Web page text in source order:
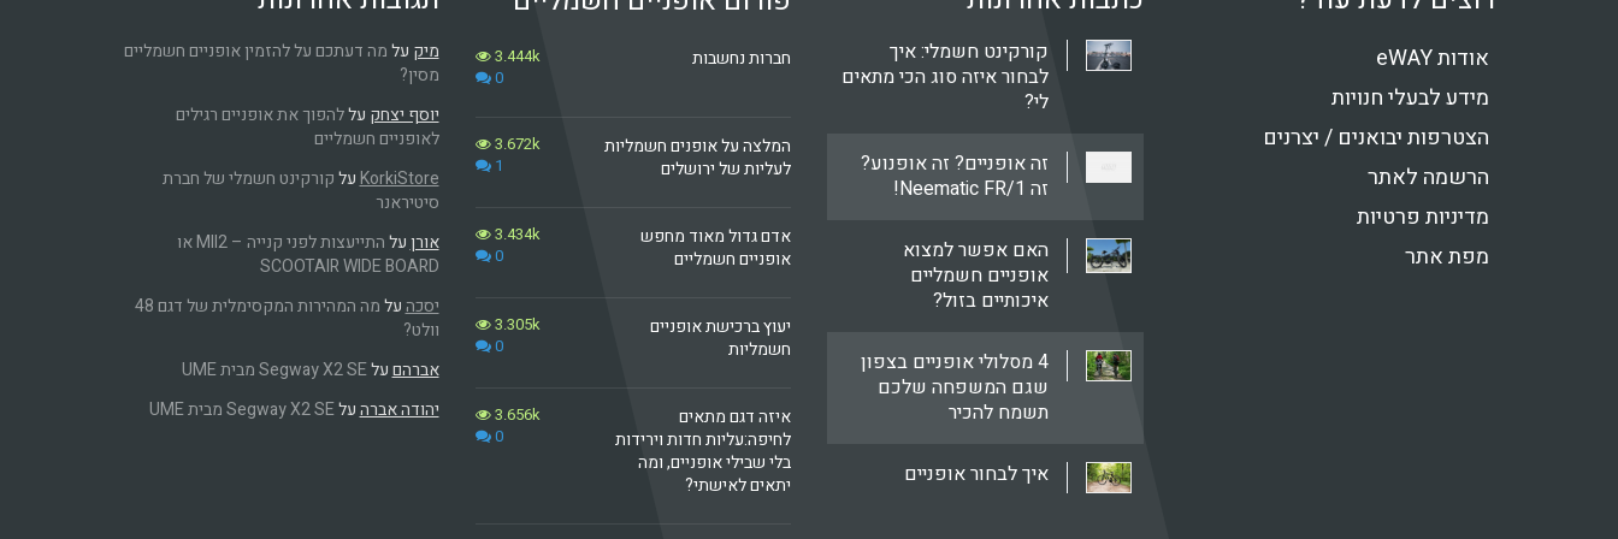
אודות eWAY
מידע לבעלי חנויות
הצטרפות יבואנים / יצרנים
הרשמה לאתר
מדיניות פרטיות
מפת אתר
קורקינט חשמלי: איך
לבחור איזה סוג הכי מתאים
לי?
זה אופניים? זה אופנוע?
זה Neematic FR/1!
האם אפשר למצוא
אופניים חשמליים
איכותיים בזול?
4 מסלולי אופניים בצפון
שגם המשפחה שלכם
תשמח להכיר
איך לבחור אופניים
חברות נחשבות
3.444k
0
המלצה על אופנים חשמליות
לעליות של ירושלים
3.672k
1
אדם גדול מאוד מחפש
אופניים חשמליים
3.434k
0
יעוץ ברכישת אופניים
חשמליות
3.305k
0
איזה דגם מתאים
לחיפה:עליות חדות וירידות
בלי שבילי אופניים, ומה
יתאים לאישתי?
3.656k
0
מיק עלמה דעתכם על להזמין אופניים חשמליים
מסין?
יוסף יצחק עללהפוך את אופניים רגילים
לאופניים חשמליים
KorkiStoreעלקורקינט חשמלי של חברת
סיטיראנר
אורןעל
התייעצות לפני קנייה – MII2 או
SCOOTAIR WIDE BOARD
יסכהעל
מה המהירות המקסימלית של דגם 48
וולט?
אברהםעלSegway X2 SE מבית UME
יהודה אברהעלSegway X2 SE מבית UME